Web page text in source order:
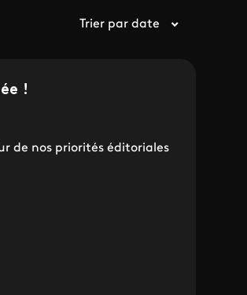
Trier par date
!
de nos priorités éditoriales